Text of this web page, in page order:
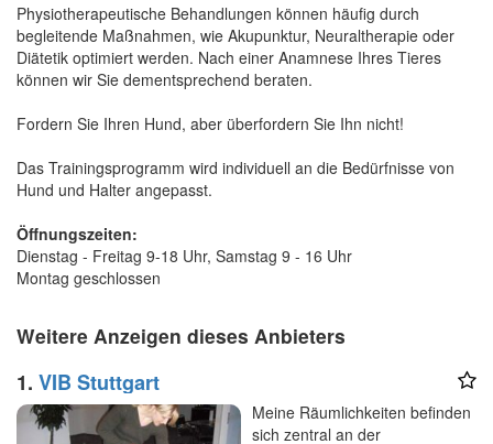
Physiotherapeutische Behandlungen können häufig durch
begleitende Maßnahmen, wie Akupunktur, Neuraltherapie oder
Diätetik optimiert werden. Nach einer Anamnese Ihres Tieres
können wir Sie dementsprechend beraten.
Fordern Sie Ihren Hund, aber überfordern Sie Ihn nicht!
Das Trainingsprogramm wird individuell an die Bedürfnisse von
Hund und Halter angepasst.
Öffnungszeiten:
Dienstag - Freitag 9-18 Uhr, Samstag 9 - 16 Uhr
Montag geschlossen
Weitere Anzeigen dieses Anbieters
1. VIB Stuttgart
Meine Räumlichkeiten befinden
sich zentral an der